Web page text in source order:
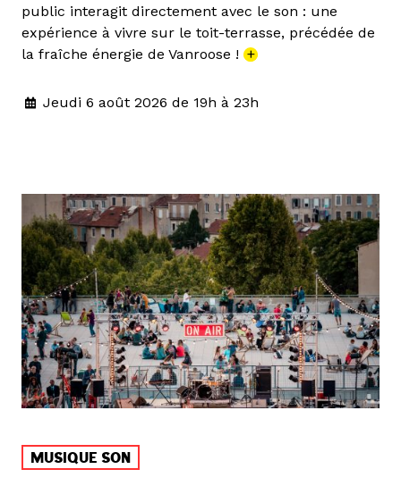
public interagit directement avec le son : une
expérience à vivre sur le toit-terrasse, précédée de
la fraîche énergie de Vanroose ! +
Jeudi 6 août 2026 de 19h à 23h
MUSIQUE SON